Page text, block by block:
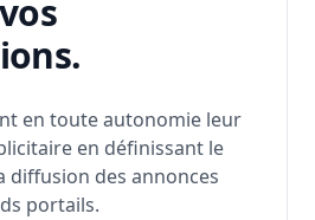
en toute autonomie leur
en définissant le
diffusion des annonces
portails.